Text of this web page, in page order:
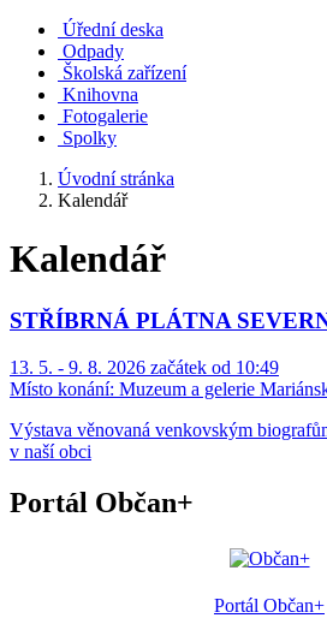
Úřední deska
Odpady
Školská zařízení
Knihovna
Fotogalerie
Spolky
Úvodní stránka
Kalendář
Kalendář
STŘÍBRNÁ PLÁTNA
13. 5. - 9. 8. 2026 začátek od 10:49
Místo konání: Muzeum a gelerie
Výstava věnovaná venkovským
v naší obci
Portál Občan+
Portál Občan+